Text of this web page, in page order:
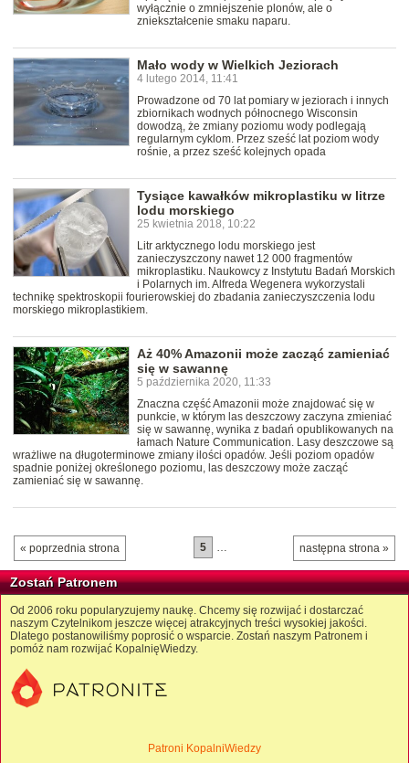
wyłącznie o zmniejszenie plonów, ale o
zniekształcenie smaku naparu.
Mało wody w Wielkich Jeziorach
4 lutego 2014, 11:41
Prowadzone od 70 lat pomiary w jeziorach i innych
zbiornikach wodnych północnego Wisconsin
dowodzą, że zmiany poziomu wody podlegają
regularnym cyklom. Przez sześć lat poziom wody
rośnie, a przez sześć kolejnych opada
Tysiące kawałków mikroplastiku w litrze
lodu morskiego
25 kwietnia 2018, 10:22
Litr arktycznego lodu morskiego jest
zanieczyszczony nawet 12 000 fragmentów
mikroplastiku. Naukowcy z Instytutu Badań Morskich
i Polarnych im. Alfreda Wegenera wykorzystali
technikę spektroskopii fourierowskiej do zbadania zanieczyszczenia lodu
morskiego mikroplastikiem.
Aż 40% Amazonii może zacząć zamieniać
się w sawannę
5 października 2020, 11:33
Znaczna część Amazonii może znajdować się w
punkcie, w którym las deszczowy zaczyna zmieniać
się w sawannę, wynika z badań opublikowanych na
łamach Nature Communication. Lasy deszczowe są
wrażliwe na długoterminowe zmiany ilości opadów. Jeśli poziom opadów
spadnie poniżej określonego poziomu, las deszczowy może zacząć
zamieniać się w sawannę.
« poprzednia strona następna strona »
5 …
Zostań Patronem
Od 2006 roku popularyzujemy naukę. Chcemy się rozwijać i dostarczać
naszym Czytelnikom jeszcze więcej atrakcyjnych treści wysokiej jakości.
Dlatego postanowiliśmy poprosić o wsparcie. Zostań naszym Patronem i
pomóż nam rozwijać KopalnięWiedzy.
Patroni KopalniWiedzy